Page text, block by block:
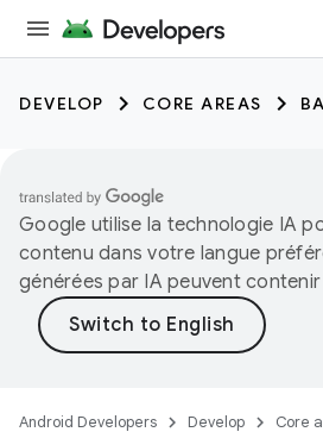
DEVELOP CORE AREAS
Google utilise la technologie IA
contenu dans votre langue
générées par IA peuvent
Android Developers Develop Core